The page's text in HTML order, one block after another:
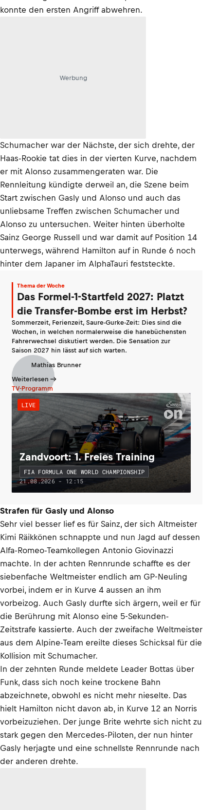
konnte den ersten Angriff abwehren.
Werbung
Schumacher war der Nächste, der sich drehte, der
Haas-Rookie tat dies in der vierten Kurve, nachdem
er mit Alonso zusammengeraten war. Die
Rennleitung kündigte derweil an, die Szene beim
Start zwischen Gasly und Alonso und auch das
unliebsame Treffen zwischen Schumacher und
Alonso zu untersuchen. Weiter hinten überholte
Sainz George Russell und war damit auf Position 14
unterwegs, während Hamilton auf in Runde 6 noch
hinter dem Japaner im AlphaTauri feststeckte.
Thema der Woche
Das Formel-1-Startfeld 2027: Platzt
die Transfer-Bombe erst im Herbst?
Sommerzeit, Ferienzeit, Saure-Gurke-Zeit: Dies sind die
Wochen, in welchen normalerweise die hanebüchensten
Fahrerwechsel diskutiert werden. Die Sensation zur
Saison 2027 hin lässt auf sich warten.
Mathias Brunner
Weiterlesen
TV-Programm
LIVE
Zandvoort: 1. Freies Training
FIA FORMULA ONE WORLD CHAMPIONSHIP
21.08.2026 - 12:15
Strafen für Gasly und Alonso
Sehr viel besser lief es für Sainz, der sich Altmeister
Kimi Räikkönen schnappte und nun Jagd auf dessen
Alfa-Romeo-Teamkollegen Antonio Giovinazzi
machte. In der achten Rennrunde schaffte es der
siebenfache Weltmeister endlich am GP-Neuling
vorbei, indem er in Kurve 4 aussen an ihm
vorbeizog. Auch Gasly durfte sich ärgern, weil er für
die Berührung mit Alonso eine 5-Sekunden-
Zeitstrafe kassierte. Auch der zweifache Weltmeister
aus dem Alpine-Team ereilte dieses Schicksal für die
Kollision mit Schumacher.
In der zehnten Runde meldete Leader Bottas über
Funk, dass sich noch keine trockene Bahn
abzeichnete, obwohl es nicht mehr nieselte. Das
hielt Hamilton nicht davon ab, in Kurve 12 an Norris
vorbeizuziehen. Der junge Brite wehrte sich nicht zu
stark gegen den Mercedes-Piloten, der nun hinter
Gasly herjagte und eine schnellste Rennrunde nach
der anderen drehte.